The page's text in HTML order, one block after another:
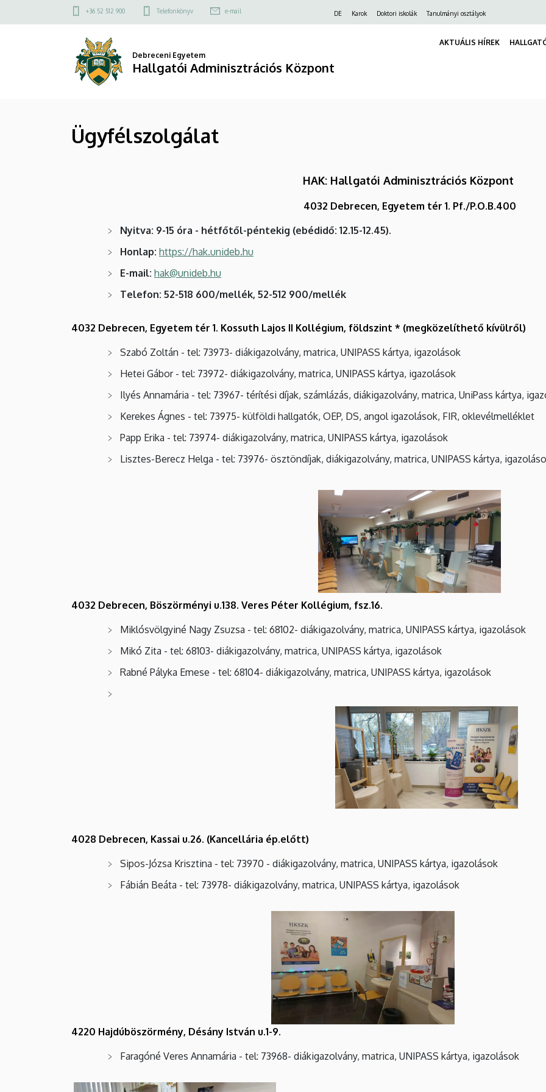
Ügyfélszolgálat
Hallgatói
Adminisztrációs
a
Felső
menü
+36 52 512 900 Telefonkönyv e-mail DE Karok Doktori iskolák Tanulmányi osztályok
Debreceni Egyetem
Hallgatói Adminisztrációs Központ
AKTUÁLIS HÍREK
Ügyfélszolgálat
HAK: Hallgatói Adminisztrációs Központ
4032 Debrecen, Egyetem tér 1. Pf./P.O.B.400
Nyitva: 9-15 óra - hétfőtől-péntekig (ebédidő: 12.15-12.45).
Honlap: https://hak.unideb.hu
E-mail: hak@unideb.hu
Telefon: 52-518 600/mellék, 52-512 900/mellék
4032 Debrecen, Egyetem tér 1. Kossuth Lajos II Kollégium, földszint * (megközelíthető kívülről)
Szabó Zoltán - tel: 73973- diákigazolvány, matrica, UNIPASS kártya, igazolások
Hetei Gábor - tel: 73972- diákigazolvány, matrica, UNIPASS kártya, igazolások
Ilyés Annamária - tel: 73967- térítési díjak, számlázás, diákigazolvány, matrica, UniPass kártya,
Kerekes Ágnes - tel: 73975- külföldi hallgatók, OEP, DS, angol igazolások, FIR,
Papp Erika - tel: 73974- diákigazolvány, matrica, UNIPASS kártya, igazolások
Lisztes-Berecz Helga - tel: 73976- ösztöndíjak, diákigazolvány, matrica, UNIPASS kártya,
4032 Debrecen, Böszörményi u.138. Veres Péter Kollégium, fsz.16.
Miklósvölgyiné Nagy Zsuzsa - tel: 68102- diákigazolvány, matrica, UNIPASS kártya, igazolások
Mikó Zita - tel: 68103- diákigazolvány, matrica, UNIPASS kártya, igazolások
Rabné Pályka Emese - tel: 68104- diákigazolvány, matrica, UNIPASS kártya, igazolások
4028 Debrecen, Kassai u.26. (Kancellária ép.előtt)
Sipos-Józsa Krisztina - tel: 73970 - diákigazolvány, matrica, UNIPASS kártya, igazolások
Fábián Beáta - tel: 73978- diákigazolvány, matrica, UNIPASS kártya, igazolások
4220 Hajdúböszörmény, Désány István u.1-9.
Faragóné Veres Annamária - tel: 73968- diákigazolvány, matrica, UNIPASS kártya, igazolások